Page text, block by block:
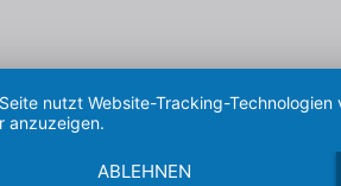
nutzt Website-Tracking-
anzuzeigen.
ABLEHNEN